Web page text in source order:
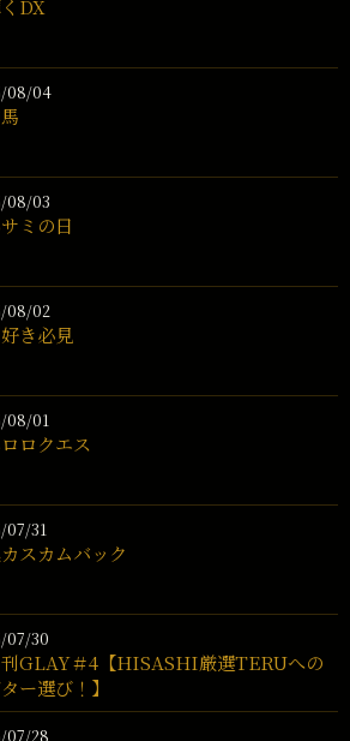
DX
08/04
08/03
ミの日
08/02
き必見
08/01
ロクエス
07/31
スカムバック
07/30
刊GLAY＃4【HISASHI厳選TERUへの
ー選び！】
07/28